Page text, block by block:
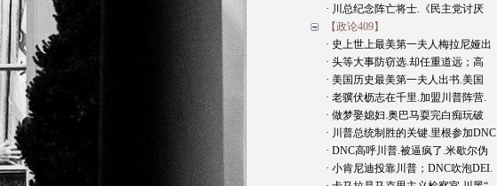
· 川总纪念阵亡将士.《民主党讨厌
【政论409】
· 史上世上最美第一夫人梅拉尼娅出
· 头等大事防窃选.却任重道远；高
· 美国历史最美第一夫人出书.美国
· 老骥伏枥志在千里.加盟川普阵营.
· 做梦娶媳妇.奥巴马耍完白痴玩破
· 川普总统制胜的关键.里根参加DNC
· DNC高呼川普.被逼疯了.米歇尔伪
· 小肯尼迪投靠川普；DNC吹泡DEI.